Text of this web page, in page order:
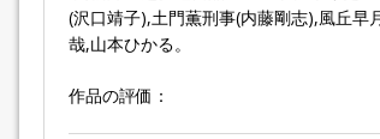
(沢口靖子),土門薫刑事(内藤剛志),風丘
哉,山本ひかる。
作品の評価：